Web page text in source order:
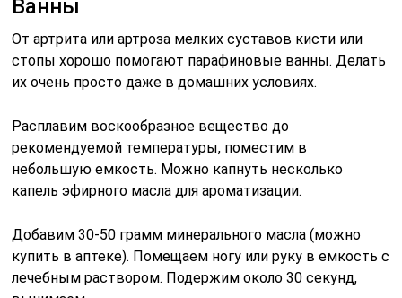
Ванны
От артрита или артроза мелких суставов кисти или
стопы хорошо помогают парафиновые ванны. Делать
их очень просто даже в домашних условиях.
Расплавим воскообразное вещество до
рекомендуемой температуры, поместим в
небольшую емкость. Можно капнуть несколько
капель эфирного масла для ароматизации.
Добавим 30-50 грамм минерального масла (можно
купить в аптеке). Помещаем ногу или руку в емкость с
лечебным раствором. Подержим около 30 секунд,